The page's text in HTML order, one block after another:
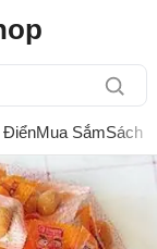
Mua SắmSách